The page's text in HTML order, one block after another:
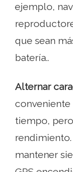
ejemplo,
que sean
batería..
Alternar
conveniente
tiempo,
mantener